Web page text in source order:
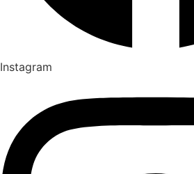
Instagram